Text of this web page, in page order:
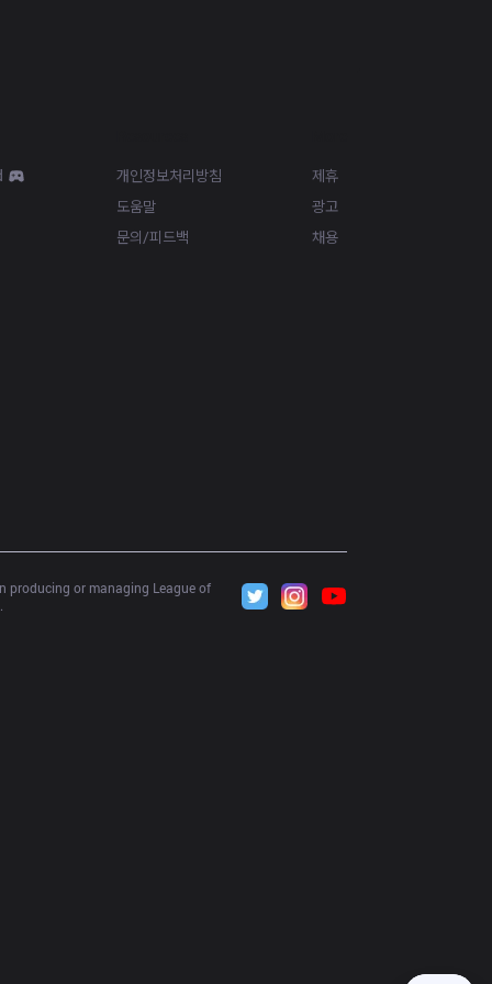
개인정보처리방침
도움말
문의/피드백
제휴
광고
채용
producing or managing League of